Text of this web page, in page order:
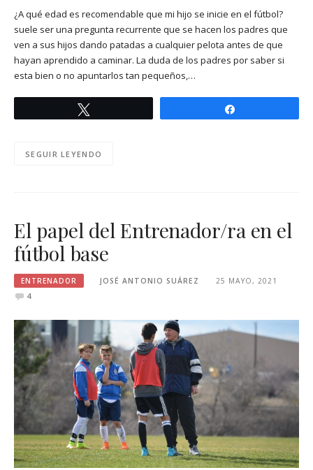
¿A qué edad es recomendable que mi hijo se inicie en el fútbol?
suele ser una pregunta recurrente que se hacen los padres que
ven a sus hijos dando patadas a cualquier pelota antes de que
hayan aprendido a caminar. La duda de los padres por saber si
esta bien o no apuntarlos tan pequeños,…
SEGUIR LEYENDO
El papel del Entrenador/ra en el
fútbol base
ENTRENADOR JOSÉ ANTONIO SUÁREZ
25 MAYO, 2021
4